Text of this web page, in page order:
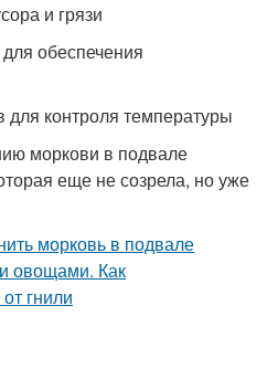
и грязи
обеспечения
для контроля температуры
моркови в подвале
еще не созрела, но уже